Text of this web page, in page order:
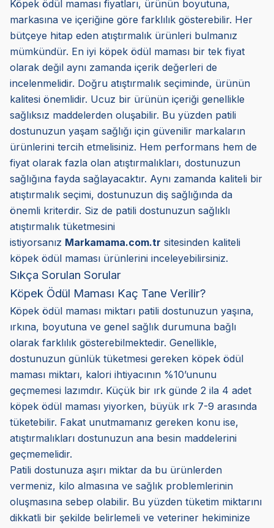
Köpek ödül maması fiyatları, ürünün boyutuna,
markasına ve içeriğine göre farklılık gösterebilir. Her
bütçeye hitap eden atıştırmalık ürünleri bulmanız
mümkündür. En iyi köpek ödül maması bir tek fiyat
olarak değil aynı zamanda içerik değerleri de
incelenmelidir. Doğru atıştırmalık seçiminde, ürünün
kalitesi önemlidir. Ucuz bir ürünün içeriği genellikle
sağlıksız maddelerden oluşabilir. Bu yüzden patili
dostunuzun yaşam sağlığı için güvenilir markaların
ürünlerini tercih etmelisiniz. Hem performans hem de
fiyat olarak fazla olan atıştırmalıkları, dostunuzun
sağlığına fayda sağlayacaktır. Aynı zamanda kaliteli bir
atıştırmalık seçimi, dostunuzun diş sağlığında da
önemli kriterdir. Siz de patili dostunuzun sağlıklı
atıştırmalık tüketmesini
istiyorsanız Markamama.com.tr sitesinden kaliteli
köpek ödül maması ürünlerini inceleyebilirsiniz.
Sıkça Sorulan Sorular
Köpek Ödül Maması Kaç Tane Verilir?
Köpek ödül maması miktarı patili dostunuzun yaşına,
ırkına, boyutuna ve genel sağlık durumuna bağlı
olarak farklılık gösterebilmektedir. Genellikle,
dostunuzun günlük tüketmesi gereken köpek ödül
maması miktarı, kalori ihtiyacının %10’ununu
geçmemesi lazımdır. Küçük bir ırk günde 2 ila 4 adet
köpek ödül maması yiyorken, büyük ırk 7-9 arasında
tüketebilir. Fakat unutmamanız gereken konu ise,
atıştırmalıkları dostunuzun ana besin maddelerini
geçmemelidir.
Patili dostunuza aşırı miktar da bu ürünlerden
vermeniz, kilo almasına ve sağlık problemlerinin
oluşmasına sebep olabilir. Bu yüzden tüketim miktarını
dikkatli bir şekilde belirlemeli ve veteriner hekiminize